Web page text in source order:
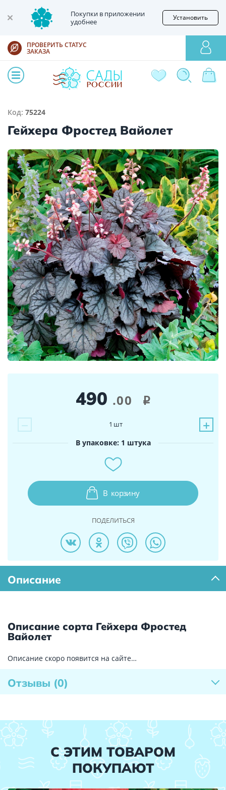
Покупки в приложении
удобнее
Установить
ПРОВЕРИТЬ СТАТУС
ЗАКАЗА
Код: 75224
Гейхера Фростед Вайолет
490 .00 i
− +
1 шт
В упаковке: 1 штука
В корзину
ПОДЕЛИТЬСЯ
Описание
Описание сорта Гейхера Фростед
Вайолет
Описание скоро появится на сайте…
Отзывы (0)
С ЭТИМ ТОВАРОМ
ПОКУПАЮТ